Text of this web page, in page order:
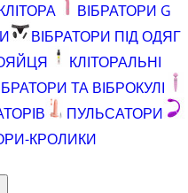
ВІБРАТОРИ G
ВІБРАТОРИ ПІД ОДЯГ
КЛІТОРАЛЬНІ
ТА ВІБРОКУЛІ
ПУЛЬСАТОРИ
КРОЛИКИ